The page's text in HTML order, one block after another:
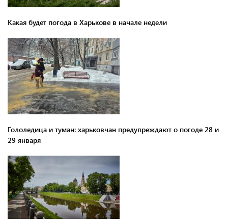
Какая будет погода в Харькове в начале недели
Гололедица и туман: харьковчан предупреждают о погоде 28 и
29 января